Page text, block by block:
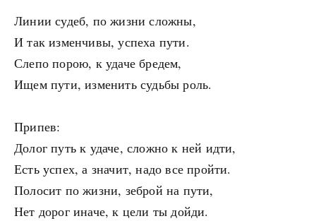
Линии судеб, по жизни сложны,
И так изменчивы, успеха пути.
Слепо порою, к удаче бредем,
Ищем пути, изменить судьбы роль.
Припев:
Долог путь к удаче, сложно к ней идти,
Есть успех, а значит, надо все пройти.
Полосит по жизни, зеброй на пути,
Нет дорог иначе, к цели ты дойди.